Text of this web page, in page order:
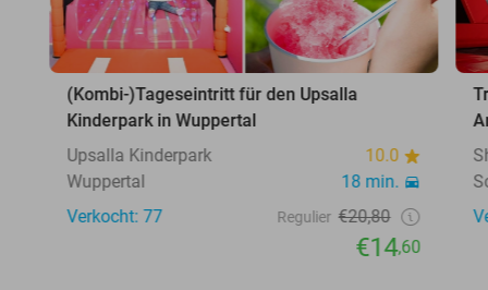
(Kombi-)Tageseintritt für den Upsalla
Kinderpark in Wuppertal
Upsalla Kinderpark
10.0
Wuppertal
18 min.
Verkocht: 77
Regulier €20,80
€14,60